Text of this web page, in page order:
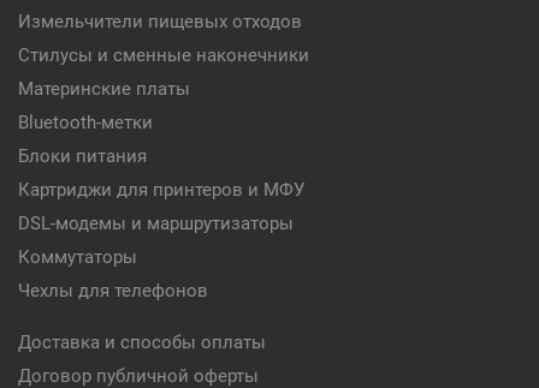
Измельчители пищевых отходов
Стилусы и сменные наконечники
Материнские платы
Bluetooth-метки
Блоки питания
Картриджи для принтеров и МФУ
DSL-модемы и маршрутизаторы
Коммутаторы
Чехлы для телефонов
Доставка и способы оплаты
Договор публичной оферты